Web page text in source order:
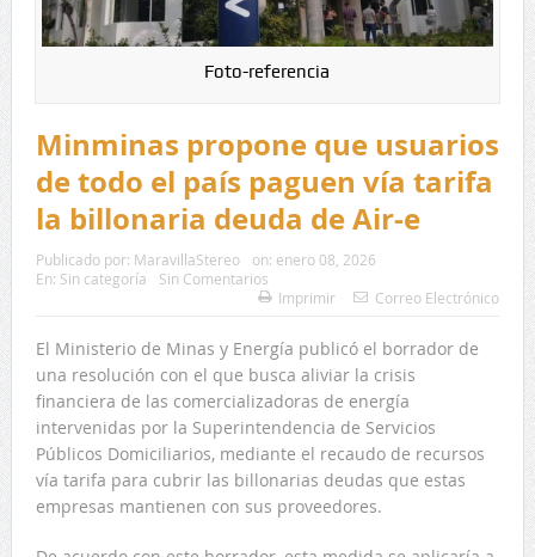
Foto-referencia
Minminas propone que usuarios
de todo el país paguen vía tarifa
la billonaria deuda de Air-e
Publicado por: MaravillaStereo on: enero 08, 2026
En: Sin categoría
Sin Comentarios
Imprimir
Correo Electrónico
El Ministerio de Minas y Energía publicó el borrador de
una resolución con el que busca aliviar la crisis
financiera de las comercializadoras de energía
intervenidas por la Superintendencia de Servicios
Públicos Domiciliarios, mediante el recaudo de recursos
vía tarifa para cubrir las billonarias deudas que estas
empresas mantienen con sus proveedores.